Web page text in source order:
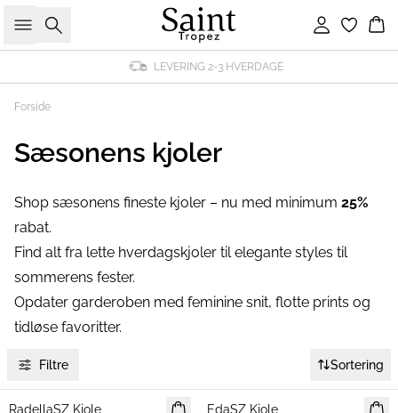
Søg Log ind
LEVERING 2-3 HVERDAGE
Forside
Sæsonens kjoler
Shop sæsonens fineste kjoler – nu med minimum 25%
rabat.
Find alt fra lette hverdagskjoler til elegante styles til
sommerens fester.
Opdater garderoben med feminine snit, flotte prints og
tidløse favoritter.
Filtre Sortering
-40%
RadellaSZ Kjole
EdaSZ Kjole